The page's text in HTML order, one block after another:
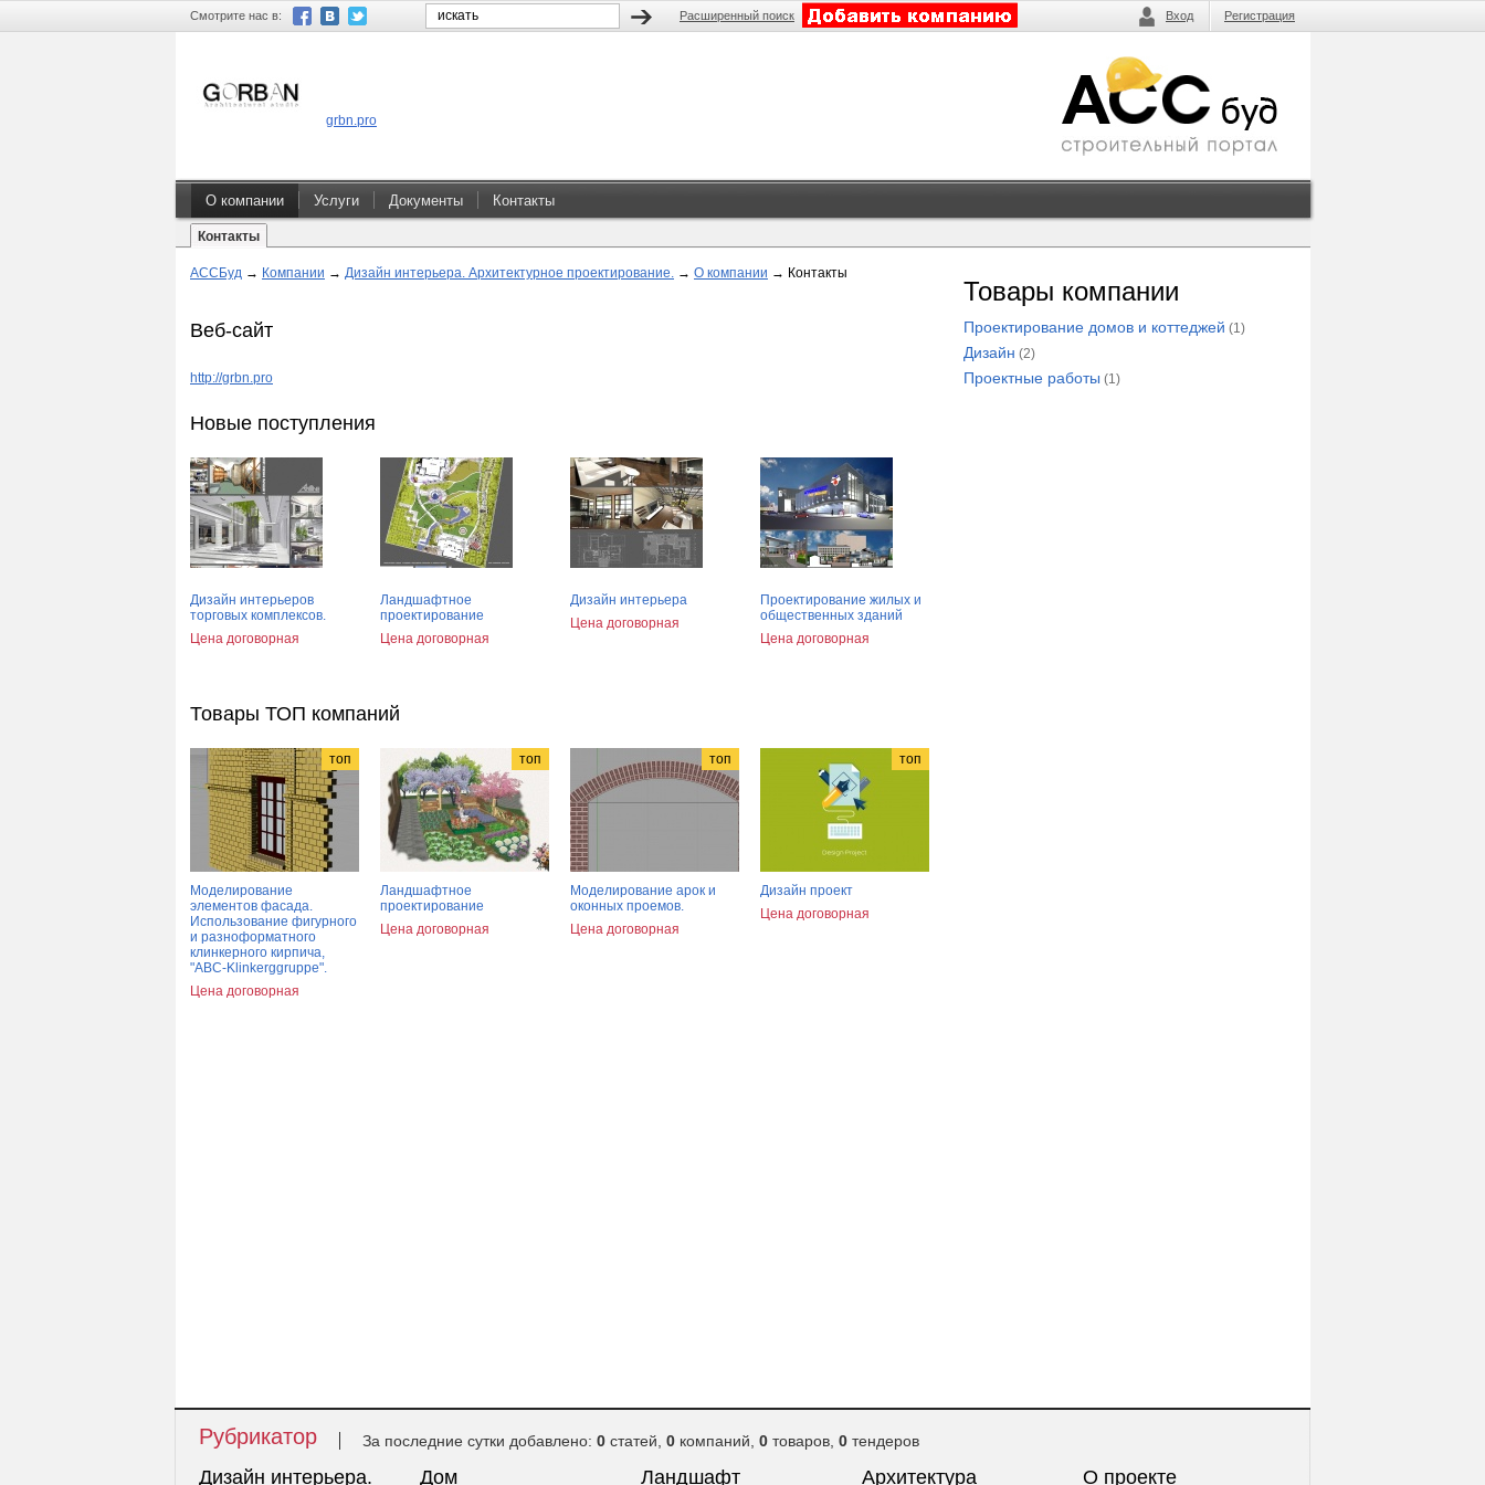
Смотрите нас в: Расширенный поиск Вход Регистрация
grbn.pro
О компании Услуги Документы Контакты
Контакты
АССБуд → Компании → Дизайн интерьера. Архитектурное проектирование. → О компании → Контакты
Веб-сайт
http://grbn.pro
Новые поступления
Дизайн интерьеров
торговых комплексов.
Цена договорная
Ландшафтное
проектирование
Цена договорная
Дизайн интерьера
Цена договорная
Проектирование жилых и
общественных зданий
Цена договорная
Товары ТОП компаний
топ
Моделирование
элементов фасада.
Использование фигурного
и разноформатного
клинкерного кирпича,
"АВС-Klinkerggruppe".
Цена договорная
топ
Ландшафтное
проектирование
Цена договорная
топ
Моделирование арок и
оконных проемов.
Цена договорная
топ
Дизайн проект
Цена договорная
Товары компании
Проектирование домов и коттеджей (1)
Дизайн (2)
Проектные работы (1)
Рубрикатор За последние сутки добавлено: 0статей, 0компаний, 0товаров, 0тендеров
Дизайн интерьера. Дом Ландшафт Архитектура О проекте